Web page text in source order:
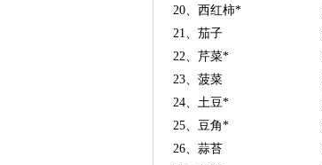
20、西红柿*
21、茄子
22、芹菜*
23、菠菜
24、土豆*
25、豆角*
26、蒜苔